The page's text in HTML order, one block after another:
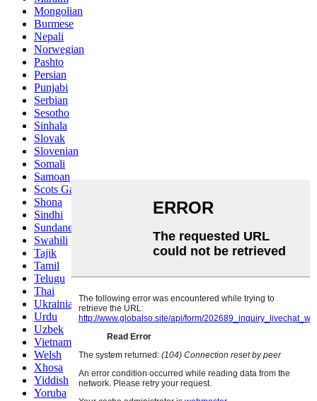
Mongolian
Burmese
Nepali
Norwegian
Pashto
Persian
Punjabi
Serbian
Sesotho
Sinhala
Slovak
Slovenian
Somali
Samoan
Scots Gaelic
Shona
Sindhi
Sundanese
Swahili
Tajik
Tamil
Telugu
Thai
Ukrainian
Urdu
Uzbek
Vietnamese
Welsh
Xhosa
Yiddish
Yoruba